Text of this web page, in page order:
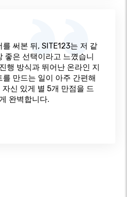
써본 뒤, SITE123는 저 같
좋은 선택이라고 느꼈습니
행 방식과 뛰어난 온라인 지
만드는 일이 아주 간편해
자신 있게 별 5개 만점을 드
완벽합니다.